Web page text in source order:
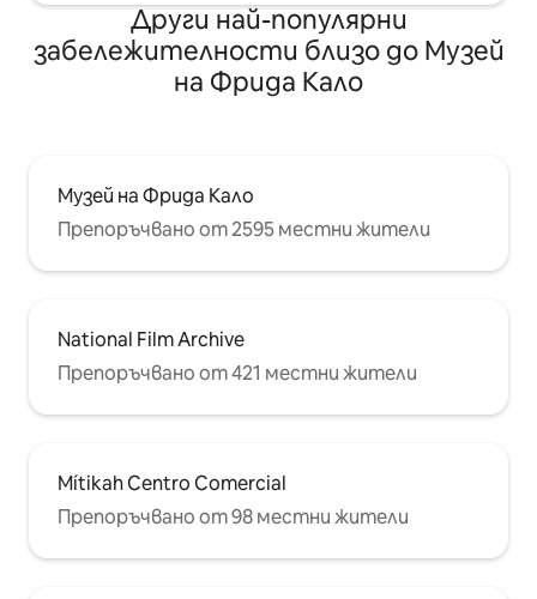
Други най-популярни
забележителности близо до Музей
на Фрида Кало
Музей на Фрида Кало
Препоръчвано от 2595 местни жители
National Film Archive
Препоръчвано от 421 местни жители
Mítikah Centro Comercial
Препоръчвано от 98 местни жители